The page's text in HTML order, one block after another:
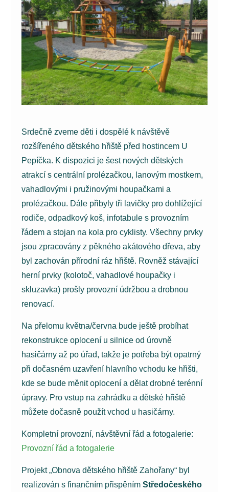
Srdečně zveme děti i dospělé k návštěvě
rozšířeného dětského hřiště před hostincem U
Pepíčka. K dispozici je šest nových dětských
atrakcí s centrální prolézačkou, lanovým mostkem,
vahadlovými i pružinovými houpačkami a
prolézačkou. Dále přibyly tři lavičky pro dohlížející
rodiče, odpadkový koš, infotabule s provozním
řádem a stojan na kola pro cyklisty. Všechny prvky
jsou zpracovány z pěkného akátového dřeva, aby
byl zachován přírodní ráz hřiště. Rovněž stávající
herní prvky (kolotoč, vahadlové houpačky i
skluzavka) prošly provozní údržbou a drobnou
renovací.
Na přelomu května/června bude ještě probíhat
rekonstrukce oplocení u silnice od úrovně
hasičárny až po úřad, takže je potřeba být opatrný
při dočasném uzavření hlavního vchodu ke hřišti,
kde se bude měnit oplocení a dělat drobné terénní
úpravy. Pro vstup na zahrádku a dětské hřiště
můžete dočasně použít vchod u hasičárny.
Kompletní provozní, návštěvní řád a fotogalerie:
Provozní řád a fotogalerie
Projekt „Obnova dětského hřiště Zahořany“ byl
realizován s finančním přispěním Středočeského